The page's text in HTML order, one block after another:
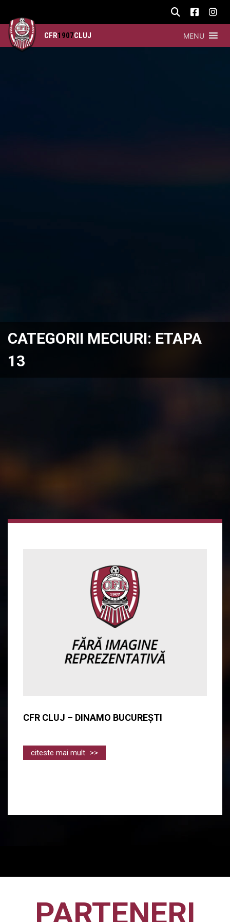
CFR1907CLUJ MENU
CATEGORII MECIURI: ETAPA
13
CFR CLUJ – DINAMO BUCUREȘTI
citeste mai mult >>
PARTENERI